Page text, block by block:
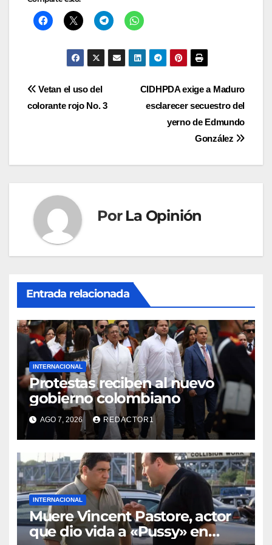
Navegación
CIDHPDA exige a Maduro
esclarecer secuestro del
yerno de Edmundo
González
Vetan el uso del
colorante rojo No. 3
Por La Opinión
Entrada relacionada
INTERNACIONAL
Protestas reciben al nuevo
gobierno colombiano
AGO 7, 2026 REDACTOR1
INTERNACIONAL
Muere Vincent Pastore, actor
que dio vida a «Pussy» en